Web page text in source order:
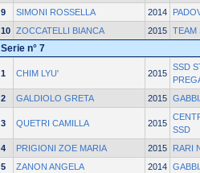
9
SIMONI ROSSELLA 2014
10 ZOCCATELLI BIANCA 2015 TEAM
Serie n° 7
1 CHIM LYU' 2015
SSD
2 GALDIOLO GRETA 2015
3 QUETRI CAMILLA 2015
SSD
4 PRIGIONI ZOE MARIA 2015 RARI
5
ZANON ANGELA 2014